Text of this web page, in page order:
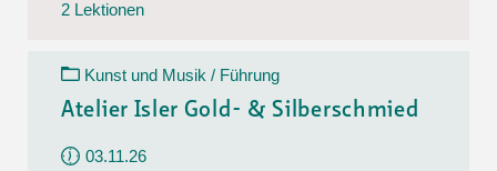
2 Lektionen
Kunst und Musik / Führung
Atelier Isler Gold- & Silberschmied
03.11.26